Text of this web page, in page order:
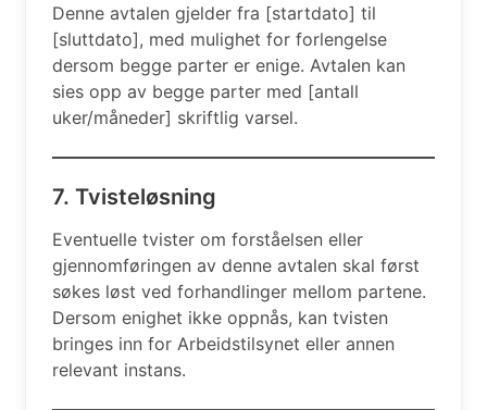
Denne avtalen gjelder fra [startdato] til
[sluttdato], med mulighet for forlengelse
dersom begge parter er enige. Avtalen kan
sies opp av begge parter med [antall
uker/måneder] skriftlig varsel.
7. Tvisteløsning
Eventuelle tvister om forståelsen eller
gjennomføringen av denne avtalen skal først
søkes løst ved forhandlinger mellom partene.
Dersom enighet ikke oppnås, kan tvisten
bringes inn for Arbeidstilsynet eller annen
relevant instans.